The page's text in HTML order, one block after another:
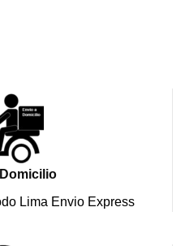
Lima Envio Express